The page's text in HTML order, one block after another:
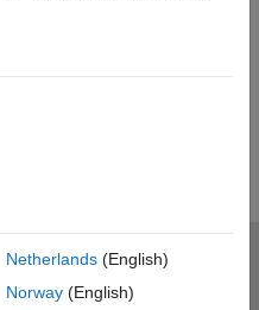
Netherlands(English)
Norway(English)
イバシー ポリシー
ョン ステータス